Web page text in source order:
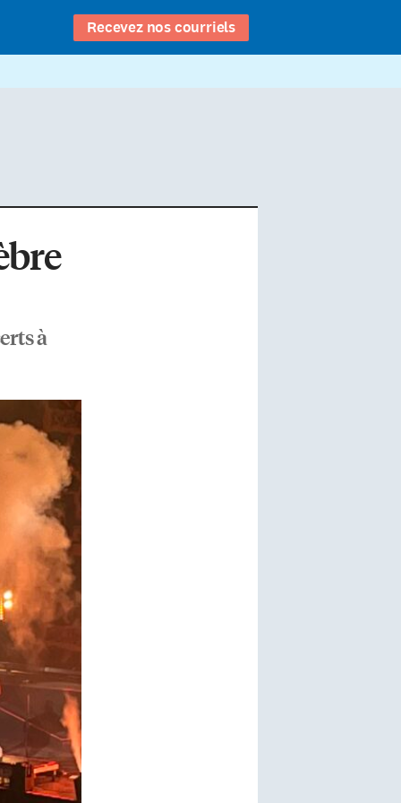
Recevez nos courriels
à